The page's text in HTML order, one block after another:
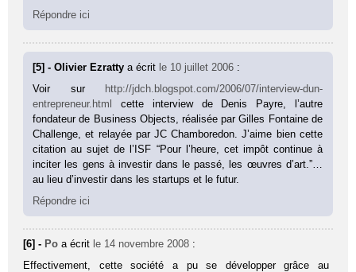
Répondre ici
[5] - Olivier Ezrattya écrit le 10 juillet 2006 :
Voir sur http://jdch.blogspot.com/2006/07/interview-dun-
entrepreneur.html cette interview de Denis Payre, l’autre
fondateur de Business Objects, réalisée par Gilles Fontaine de
Challenge, et relayée par JC Chamboredon. J’aime bien cette
citation au sujet de l’ISF “Pour l’heure, cet impôt continue à
inciter les gens à investir dans le passé, les œuvres d’art.”…
au lieu d’investir dans les startups et le futur.
Répondre ici
[6] - Po a écrit le 14 novembre 2008 :
Effectivement, cette société a pu se développer grâce au